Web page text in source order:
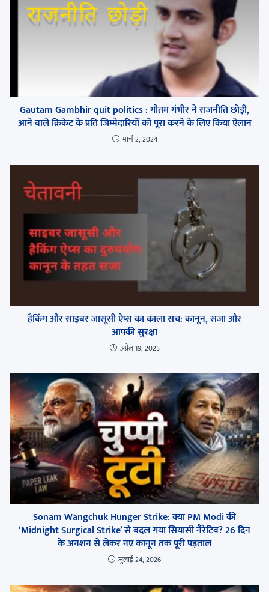
Gautam Gambhir quit politics : गौतम गंभीर ने राजनीति छोड़ी,
आने वाले क्रिकेट के प्रति जिम्मेदारियों को पूरा करने के लिए किया ऐलान
मार्च 2, 2024
हैकिंग और साइबर जासूसी ऐप्स का काला सच: कानून, सजा और
आपकी सुरक्षा
अप्रैल 19, 2025
Sonam Wangchuk Hunger Strike: क्या PM Modi की
‘Midnight Surgical Strike’ से बदल गया सियासी नैरेटिव? 26 दिन
के अनशन से लेकर नए कानून तक पूरी पड़ताल
जुलाई 24, 2026